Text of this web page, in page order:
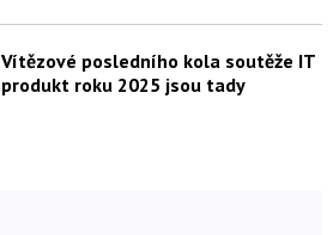
Vítězové posledního kola soutěže IT
produkt roku 2025 jsou tady